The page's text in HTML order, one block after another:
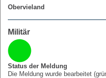
Obervieland
Militär
Status der Meldung
Die Meldung wurde bearbeitet